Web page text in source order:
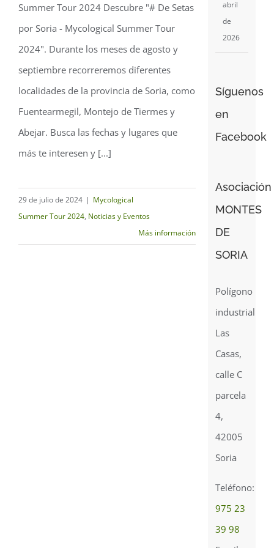
Tour 2024
Summer Tour 2024 Descubre "# De Setas
por Soria - Mycological Summer Tour
2024". Durante los meses de agosto y
septiembre recorreremos diferentes
localidades de la provincia de Soria, como
Fuentearmegil, Montejo de Tiermes y
Abejar. Busca las fechas y lugares que
más te interesen y [...]
29 de julio de 2024 | Mycological
Summer Tour 2024, Noticias y Eventos
Más información
abril
de
2026
Síguenos
en
Facebook
Asociación
MONTES
DE
SORIA
Polígono
industrial
Las
Casas,
calle C
parcela
4,
42005
Soria
Teléfono:
975 23
39 98